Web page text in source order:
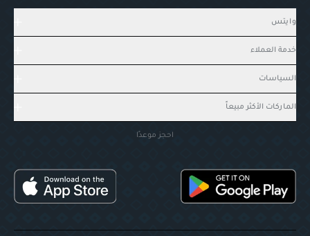
وايتس
خدمة العملاء
السياسات
الماركات الأكثر مبيعاً
احجز موعدًا